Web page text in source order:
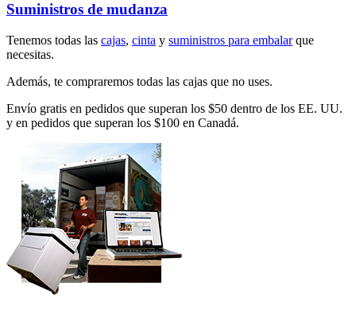
Suministros de mudanza
Tenemos todas las cajas, cinta y suministros para embalarque
necesitas.
Además, te compraremos todas las cajas que no uses.
Envío gratis en pedidos que superan los $50 dentro de los EE. UU.
y en pedidos que superan los $100 en Canadá.